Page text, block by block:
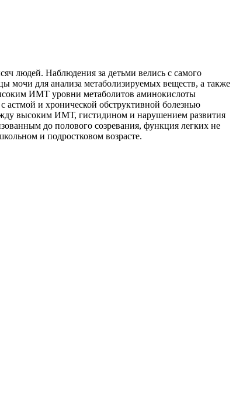
людей. Наблюдения за детьми велись с самого
мочи для анализа метаболизируемых веществ, а также
ИМТ уровни метаболитов аминокислоты
астмой и хронической обструктивной болезнью
высоким ИМТ, гистидином и нарушением развития
до полового созревания, функция легких не
и подростковом возрасте.